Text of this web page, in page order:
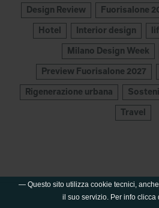
— Questo sito utilizza cookie tecnici,
il suo servizio. Per info clicca
Design Review Fuorisalone
Hotel Interior design
Milano Design Week
Preview Fuorisalone 2027
Rigenerazione urbana
Travel